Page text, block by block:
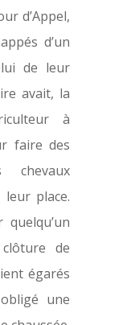
d’Appel,
d’un
de leur
avait, la
à
faire des
chevaux
leur place.
quelqu’un
de
égarés
une